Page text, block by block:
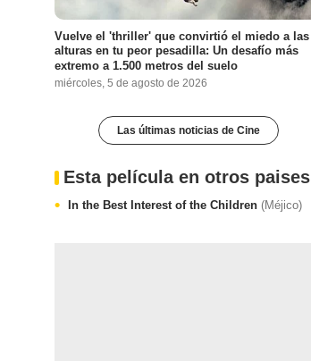
Vuelve el 'thriller' que convirtió el miedo a las
alturas en tu peor pesadilla: Un desafío más
extremo a 1.500 metros del suelo
miércoles, 5 de agosto de 2026
Las últimas noticias de Cine
Esta película en otros paises
In the Best Interest of the Children (Méjico)